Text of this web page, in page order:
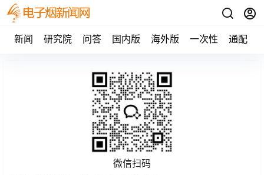
新闻 研究院 问答 国内版 海外版 一次性 通配
微信扫码